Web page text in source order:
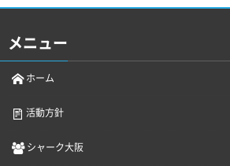
メニュー
ホーム
活動方針
シャーク大阪